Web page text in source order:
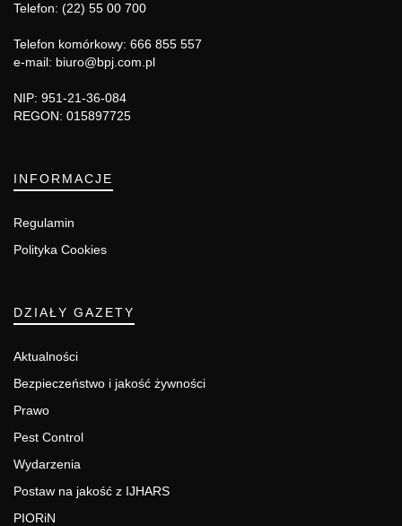
Telefon: (22) 55 00 700
Telefon komórkowy: 666 855 557
e-mail: biuro@bpj.com.pl
NIP: 951-21-36-084
REGON: 015897725
INFORMACJE
Regulamin
Polityka Cookies
DZIAŁY GAZETY
Aktualności
Bezpieczeństwo i jakość żywności
Prawo
Pest Control
Wydarzenia
Postaw na jakość z IJHARS
PIORiN